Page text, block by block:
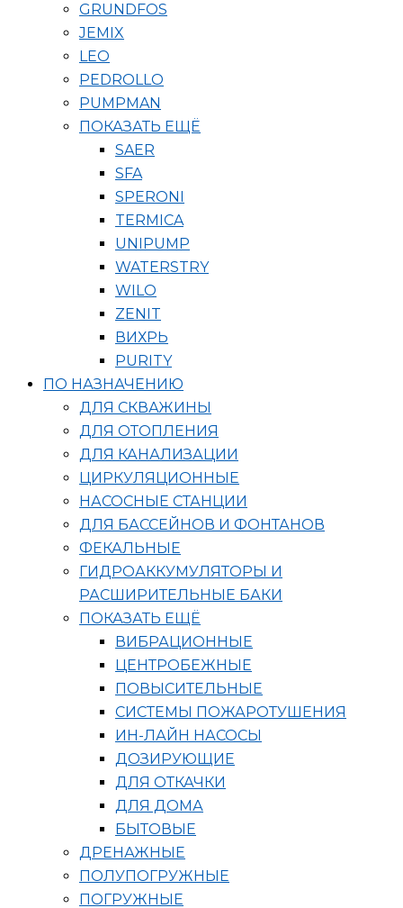
GRUNDFOS
JEMIX
LEO
PEDROLLO
PUMPMAN
ПОКАЗАТЬ ЕЩЁ
SAER
SFA
SPERONI
TERMICA
UNIPUMP
WATERSTRY
WILO
ZENIT
ВИХРЬ
PURITY
ПО НАЗНАЧЕНИЮ
ДЛЯ СКВАЖИНЫ
ДЛЯ ОТОПЛЕНИЯ
ДЛЯ КАНАЛИЗАЦИИ
ЦИРКУЛЯЦИОННЫЕ
НАСОСНЫЕ СТАНЦИИ
ДЛЯ БАССЕЙНОВ И ФОНТАНОВ
ФЕКАЛЬНЫЕ
ГИДРОАККУМУЛЯТОРЫ И
РАСШИРИТЕЛЬНЫЕ БАКИ
ПОКАЗАТЬ ЕЩЁ
ВИБРАЦИОННЫЕ
ЦЕНТРОБЕЖНЫЕ
ПОВЫСИТЕЛЬНЫЕ
СИСТЕМЫ ПОЖАРОТУШЕНИЯ
ИН-ЛАЙН НАСОСЫ
ДОЗИРУЮЩИЕ
ДЛЯ ОТКАЧКИ
ДЛЯ ДОМА
БЫТОВЫЕ
ДРЕНАЖНЫЕ
ПОЛУПОГРУЖНЫЕ
ПОГРУЖНЫЕ